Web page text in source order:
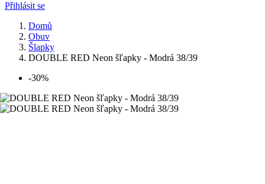
Přihlásit se
Domů
Obuv
Šlapky
DOUBLE RED Neon šľapky - Modrá 38/39
-30%